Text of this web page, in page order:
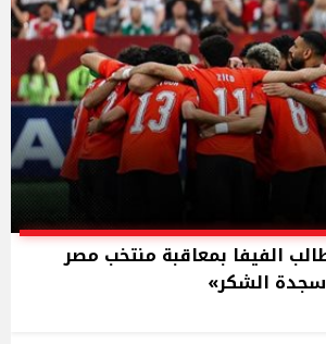
الفيفا بمعاقبة منتخب مصر
الشكر»